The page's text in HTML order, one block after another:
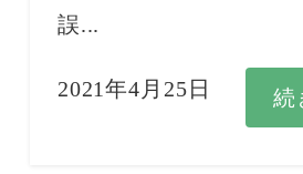
誤...
続
2021年4月25日